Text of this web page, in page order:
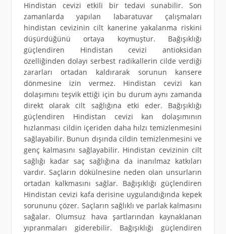
Hindistan cevizi etkili bir tedavi sunabilir. Son
zamanlarda yapılan labaratuvar çalışmaları
hindistan cevizinin cilt kanerine yakalanma riskini
düşürdüğünü ortaya koymuştur. Bağışıklığı
güçlendiren Hindistan cevizi antioksidan
özelliğinden dolayı serbest radikallerin cilde verdiği
zararları ortadan kaldırarak sorunun kansere
dönmesine izin vermez. Hindistan cevizi kan
dolaşımını teşvik ettiği için bu durum aynı zamanda
direkt olarak cilt sağlığına etki eder. Bağışıklığı
güçlendiren Hindistan cevizi kan dolaşımının
hızlanması cildin içeriden daha hılzı temizlenmesini
sağlayabilir. Bunun dışında cildin temizlenmesini ve
genç kalmasını sağlayabilir. Hindistan cevizinin cilt
sağlığı kadar saç sağlığına da inanılmaz katkıları
vardır. Saçların dökülnesine neden olan unsurların
ortadan kalkmasını sağlar. Bağışıklığı güçlendiren
Hindistan cevizi kafa derisine uygulandığında kepek
sorununu çözer. Saçların sağlıklı ve parlak kalmasını
sağalar. Olumsuz hava şartlarından kaynaklanan
yıpranmaları giderebilir. Bağışıklığı güçlendiren